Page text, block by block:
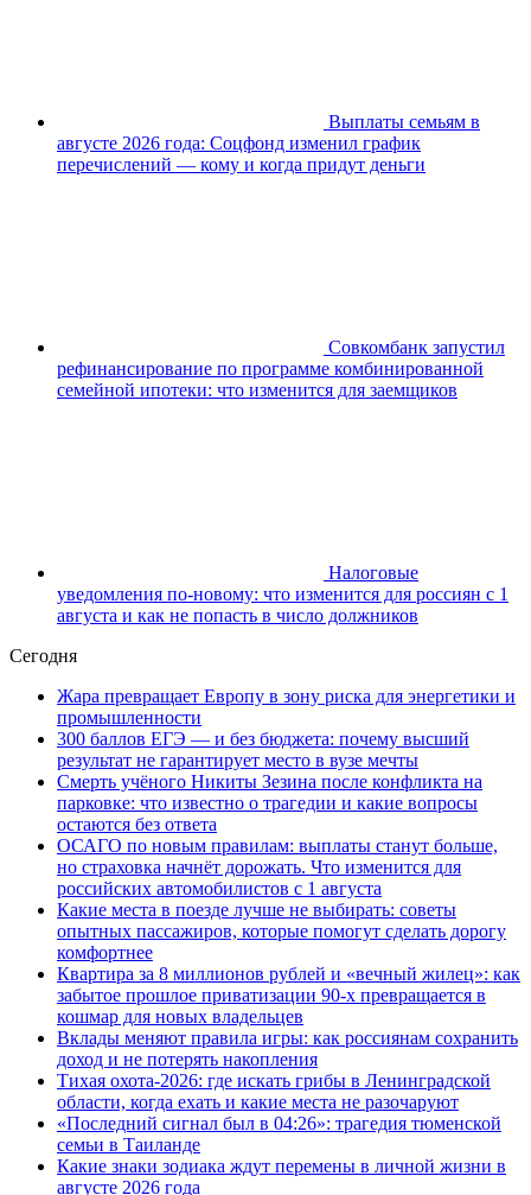
Выплаты семьям в
августе 2026 года: Соцфонд изменил график
перечислений — кому и когда придут деньги
Совкомбанк запустил
рефинансирование по программе комбинированной
семейной ипотеки: что изменится для заемщиков
Налоговые
уведомления по-новому: что изменится для россиян с 1
августа и как не попасть в число должников
Сегодня
Жара превращает Европу в зону риска для энергетики и
промышленности
300 баллов ЕГЭ — и без бюджета: почему высший
результат не гарантирует место в вузе мечты
Смерть учёного Никиты Зезина после конфликта на
парковке: что известно о трагедии и какие вопросы
остаются без ответа
ОСАГО по новым правилам: выплаты станут больше,
но страховка начнёт дорожать. Что изменится для
российских автомобилистов с 1 августа
Какие места в поезде лучше не выбирать: советы
опытных пассажиров, которые помогут сделать дорогу
комфортнее
Квартира за 8 миллионов рублей и «вечный жилец»: как
забытое прошлое приватизации 90-х превращается в
кошмар для новых владельцев
Вклады меняют правила игры: как россиянам сохранить
доход и не потерять накопления
Тихая охота-2026: где искать грибы в Ленинградской
области, когда ехать и какие места не разочаруют
«Последний сигнал был в 04:26»: трагедия тюменской
семьи в Таиланде
Какие знаки зодиака ждут перемены в личной жизни в
августе 2026 года